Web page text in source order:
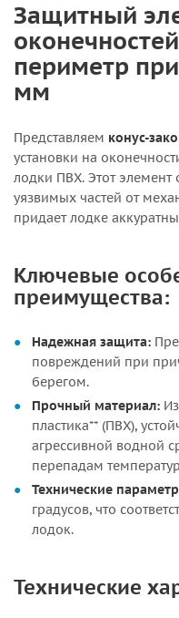
Защитный
периметр
мм
Представляем конус-
установки на
лодки ПВХ. Этот элемент
уязвимых частей от
придает лодке
Ключевые
преимущества:
Надежная защита:
повреждений при
берегом.
Прочный материал:
пластика** (ПВХ),
агрессивной водной
перепадам
Технические
градусов, что
лодок.
Технические